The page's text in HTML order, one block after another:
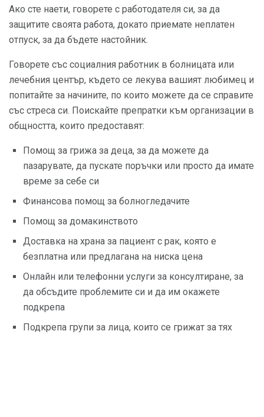
Ако сте наети, говорете с работодателя си, за да
защитите своята работа, докато приемате неплатен
отпуск, за да бъдете настойник.
Говорете със социалния работник в болницата или
лечебния център, където се лекува вашият любимец и
попитайте за начините, по които можете да се справите
със стреса си. Поискайте препратки към организации в
общността, които предоставят:
Помощ за грижа за деца, за да можете да
пазарувате, да пускате поръчки или просто да имате
време за себе си
Финансова помощ за болногледачите
Помощ за домакинството
Доставка на храна за пациент с рак, която е
безплатна или предлагана на ниска цена
Онлайн или телефонни услуги за консултиране, за
да обсъдите проблемите си и да им окажете
подкрепа
Подкрепа групи за лица, които се грижат за тях